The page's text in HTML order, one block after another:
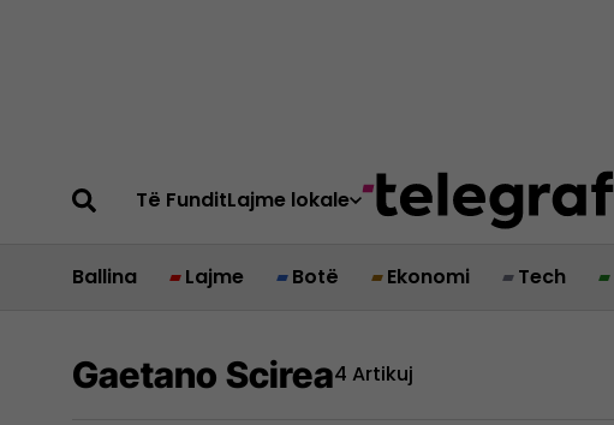
Të FunditLajme lokale
Ballina Lajme Botë Ekonomi Tech
Gaetano Scirea4 Artikuj